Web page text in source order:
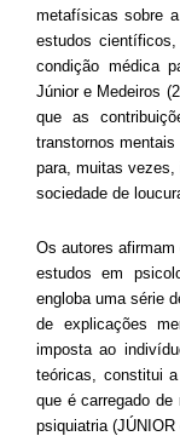
metafísicas sobre
estudos
condição médica
Júnior e Medeiros
que as
transtornos
para, muitas vezes,
sociedade de
Os autores
estudos em
engloba uma série
de explicações
imposta ao
teóricas, constitui a
que é carregado
psiquiatria